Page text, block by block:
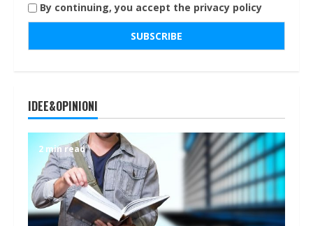
By continuing, you accept the privacy policy
IDEE&OPINIONI
2 min read